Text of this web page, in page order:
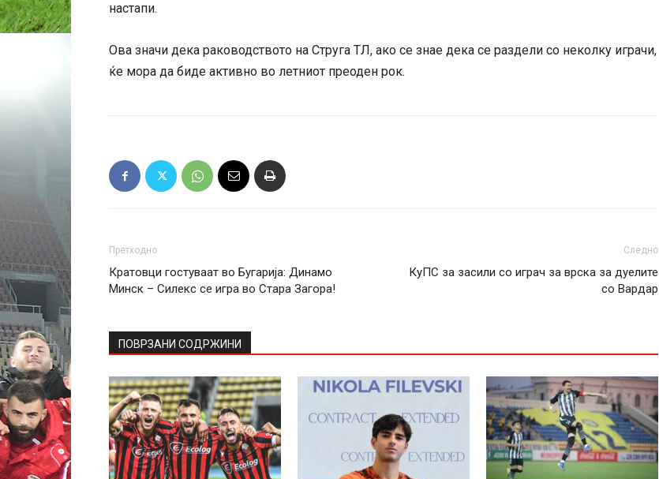
настапи.
Ова значи дека раководството на Струга ТЛ, ако се знае дека се раздели со неколку играчи,
ќе мора да биде активно во летниот преоден рок.
Претходно
Кратовци гостуваат во Бугарија: Динамо
Минск – Силекс се игра во Стара Загора!
Следно
КуПС за засили со играч за врска за дуелите
со Вардар
ПОВРЗАНИ СОДРЖИНИ